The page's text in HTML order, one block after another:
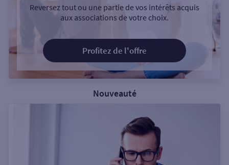
Reversez tout ou une partie de vos intérêts acquis
aux associations de votre choix.
Profitez de l'offre
Nouveauté